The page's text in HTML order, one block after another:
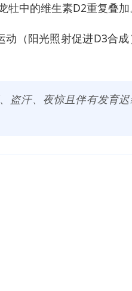
中的维生素D2重复叠加
（阳光照射促进D3合成
盗汗、夜惊且伴有发育